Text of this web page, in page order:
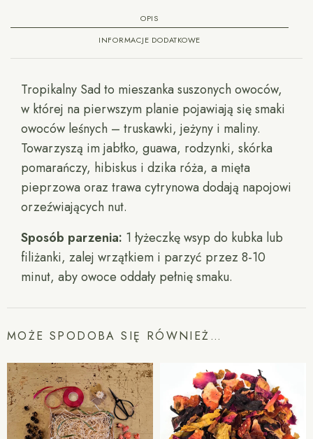
OPIS
INFORMACJE DODATKOWE
Tropikalny Sad to mieszanka suszonych owoców,
w której na pierwszym planie pojawiają się smaki
owoców leśnych – truskawki, jeżyny i maliny.
Towarzyszą im jabłko, guawa, rodzynki, skórka
pomarańczy, hibiskus i dzika róża, a mięta
pieprzowa oraz trawa cytrynowa dodają napojowi
orzeźwiających nut.
Sposób parzenia: 1 łyżeczkę wsyp do kubka lub
filiżanki, zalej wrzątkiem i parzyć przez 8-10
minut, aby owoce oddały pełnię smaku.
MOŻE SPODOBA SIĘ RÓWNIEŻ…